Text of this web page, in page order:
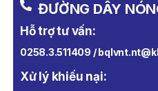
ĐƯỜNG DÂY
Hỗ trợ tư vấn:
0258.3.511409 /
Xử lý khiếu nại: